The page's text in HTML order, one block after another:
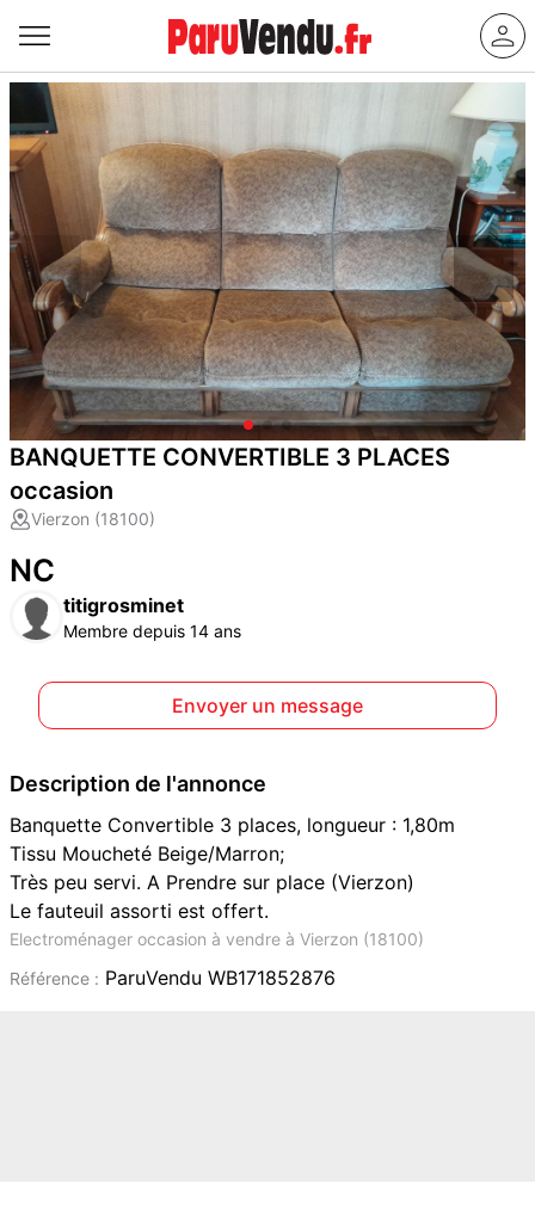
BANQUETTE CONVERTIBLE 3 PLACES
occasion
Vierzon (18100)
NC
titigrosminet
Membre depuis 14 ans
Envoyer un message
Description de l'annonce
Banquette Convertible 3 places, longueur : 1,80m
Tissu Moucheté Beige/Marron;
Très peu servi. A Prendre sur place (Vierzon)
Le fauteuil assorti est offert.
Electroménager occasion à vendre à Vierzon (18100)
Référence : ParuVendu WB171852876